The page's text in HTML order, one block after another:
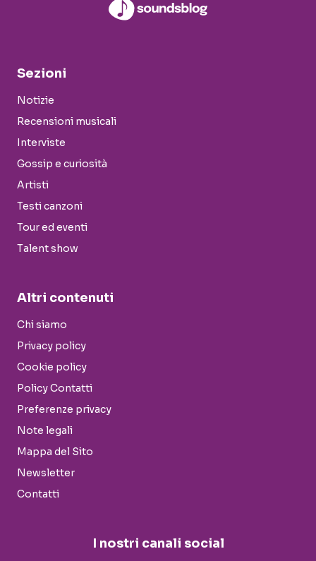
Sezioni
Notizie
Recensioni musicali
Interviste
Gossip e curiosità
Artisti
Testi canzoni
Tour ed eventi
Talent show
Altri contenuti
Chi siamo
Privacy policy
Cookie policy
Policy Contatti
Preferenze privacy
Note legali
Mappa del Sito
Newsletter
Contatti
I nostri canali social